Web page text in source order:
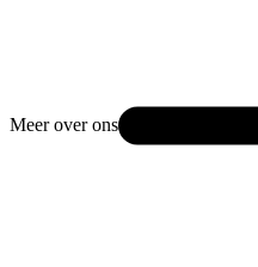
Meer over ons